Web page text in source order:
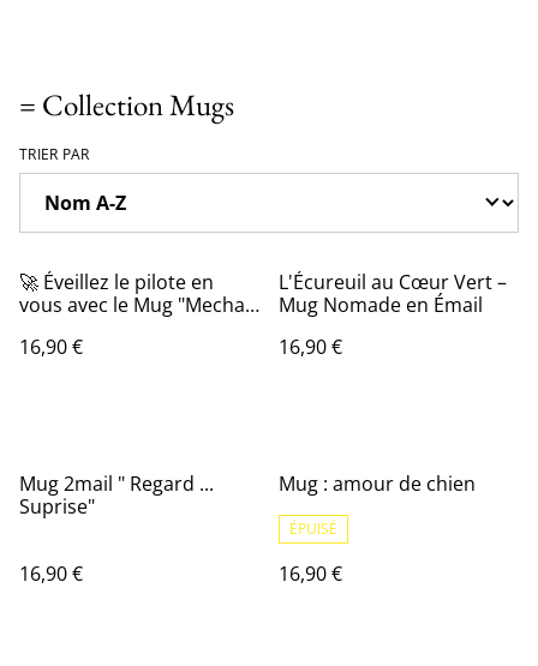
= Collection Mugs
TRIER PAR
🚀 Éveillez le pilote en
vous avec le Mug "Mecha
16,90 €
L'Écureuil au Cœur Vert –
Mug Nomade en Émail
16,90 €
Mug 2mail " Regard ...
Suprise"
16,90 €
Mug : amour de chien
ÉPUISÉ
16,90 €